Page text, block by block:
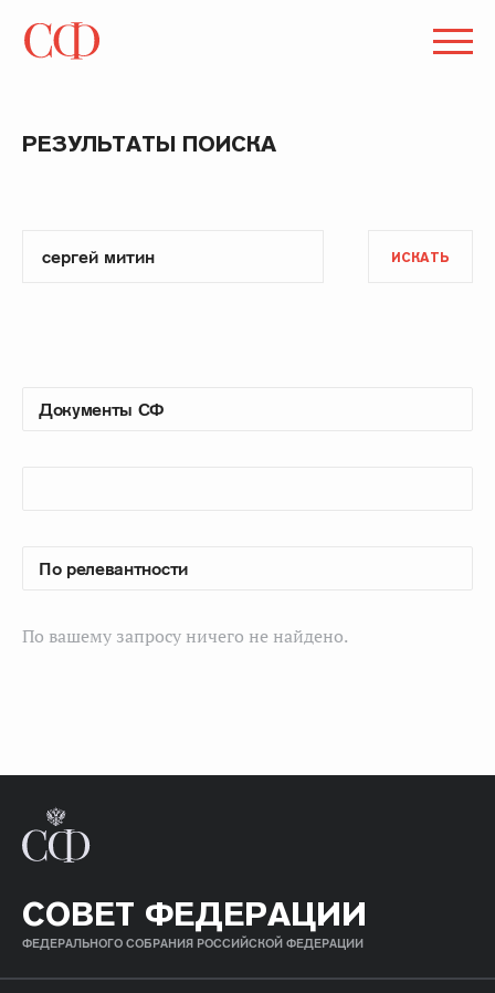
РЕЗУЛЬТАТЫ ПОИСКА
ИСКАТЬ
По вашему запросу ничего не найдено.
СОВЕТ ФЕДЕРАЦИИ
ФЕДЕРАЛЬНОГО СОБРАНИЯ РОССИЙСКОЙ ФЕДЕРАЦИИ